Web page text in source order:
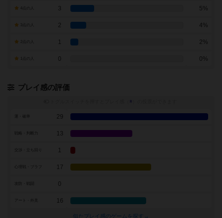
3 5%
2 4%
1 2%
0 0%
プレイ感の評価
※
29
戦略・判断力 13
1
17
0
アート・外見 16
似たプレイ感のゲームを探す→